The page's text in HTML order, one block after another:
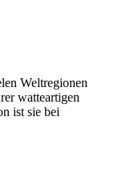
Weltregionen
watteartigen
ist sie bei